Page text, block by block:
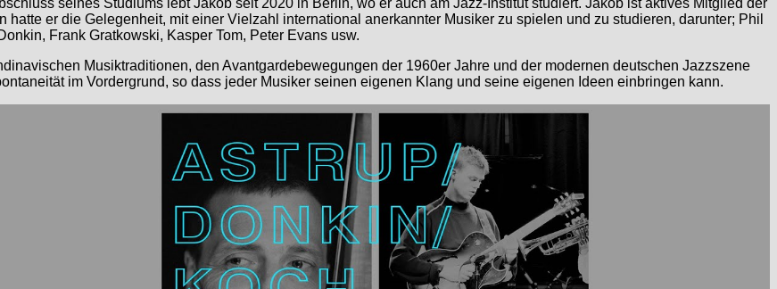
er die Gelegenheit, mit einer Vielzahl international anerkannter Musiker zu spielen und zu studieren, darunter; Phil
Frank Gratkowski, Kasper Tom, Peter Evans usw.
Musiktraditionen, den Avantgardebewegungen der 1960er Jahre und der modernen deutschen Jazzszene
im Vordergrund, so dass jeder Musiker seinen eigenen Klang und seine eigenen Ideen einbringen kann.